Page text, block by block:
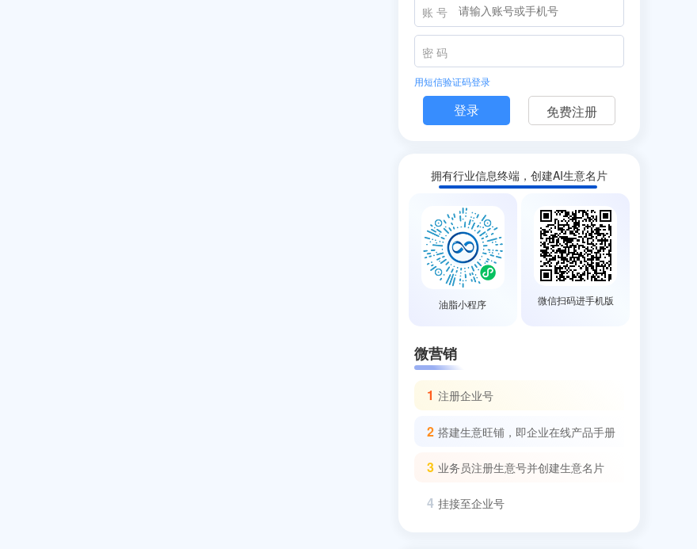
账 号
密 码
用短信验证码登录
免费注册
拥有行业信息终端，创建AI生意名片
油脂小程序 微信扫码进手机版
微营销
1 注册企业号
2 搭建生意旺铺，即企业在线产品手册
3 业务员注册生意号并创建生意名片
4 挂接至企业号